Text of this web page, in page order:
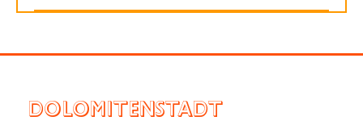
DOLOMITENSTADT